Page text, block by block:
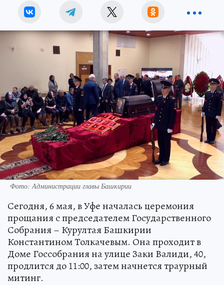
Фото: Администрации главы Башкирии
Сегодня, 6 мая, в Уфе началась церемония
прощания с председателем Государственного
Собрания – Курултая Башкирии
Константином Толкачевым. Она проходит в
Доме Госсобрания на улице Заки Валиди, 40,
продлится до 11:00, затем начнется траурный
митинг.